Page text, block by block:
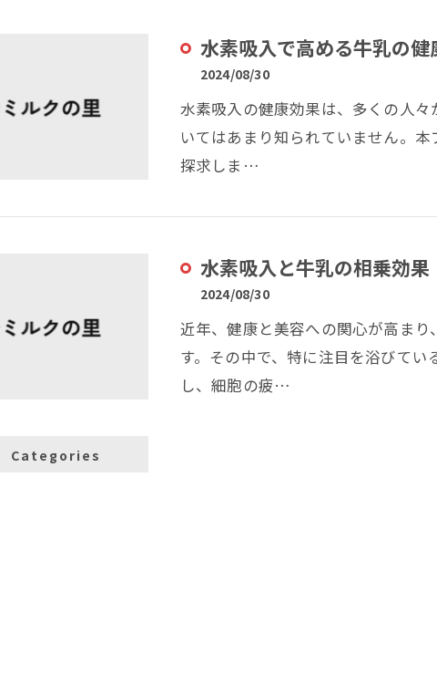
水素吸入で高める牛乳の健
2024/08/30
水素吸入の健康効果は、多くの人
いてはあまり知られていません。
探求しま…
水素吸入と牛乳の相乗効果
2024/08/30
近年、健康と美容への関心が高ま
す。その中で、特に注目を浴びて
し、細胞の疲…
Categories